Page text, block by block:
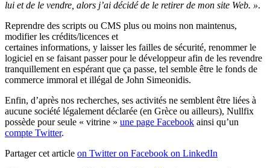
lui et de le vendre, alors j’ai décidé de le retirer de mon site Web. ».
Reprendre des scripts ou CMS plus ou moins non maintenus,
modifier les crédits/licences et
certaines informations, y laisser les failles de sécurité, renommer le
logiciel en se faisant passer pour le développeur afin de les revendre
tranquillement en espérant que ça passe, tel semble être le fonds de
commerce immoral et illégal de John Simeonidis.
Enfin, d’après nos recherches, ses activités ne semblent être liées à
aucune société légalement déclarée (en Grèce ou ailleurs), Nullfix
possède pour seule « vitrine » une page Facebook ainsi qu’un
compte Twitter.
Partager cet article on Twitter on Facebook on LinkedIn